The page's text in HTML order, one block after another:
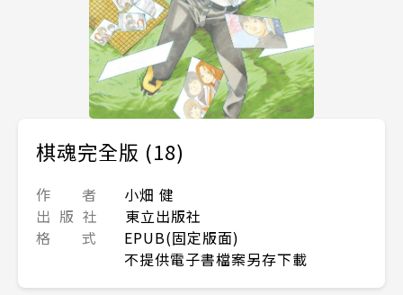
棋魂完全版 (18)
作 者
小畑 健
出 版 社
東立出版社
格 式
EPUB(固定版面)
不提供電子書檔案另存下載